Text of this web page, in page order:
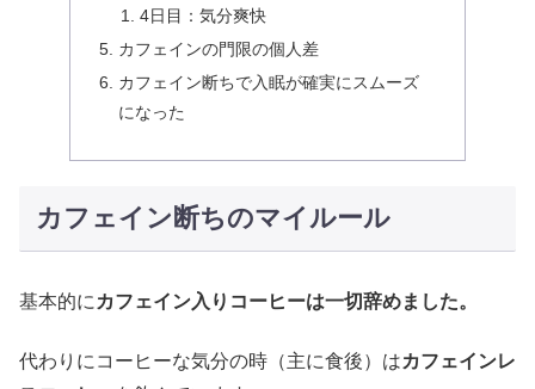
4日目：気分爽快
カフェインの門限の個人差
カフェイン断ちで入眠が確実にスムーズ
になった
カフェイン断ちのマイルール
基本的に カフェイン入りコーヒーは一切辞めました。
代わりにコーヒーな気分の時（主に食後）はカフェインレ